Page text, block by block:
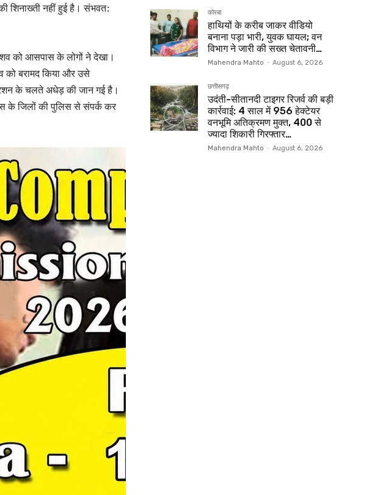
शिनाख्ती नहीं हुई है। संभवत:
को आसपास के लोगों ने देखा।
को बरामद किया और उसे
के चलते अधेड़ की जान गई है।
के जिलों की पुलिस से संपर्क कर
कोरबा
हाथियों के करीब जाकर वीडियो
बनाना पड़ा भारी, युवक घायल; वन
विभाग ने जारी की सख्त चेतावनी…
Mahendra Mahto - August 6, 2026
छत्तीसगढ़
उदंती-सीतानदी टाइगर रिजर्व की बड़ी
कार्रवाई: 4 साल में 956 हेक्टेयर
वनभूमि अतिक्रमण मुक्त, 400 से
ज्यादा शिकारी गिरफ्तार…
Mahendra Mahto - August 6, 2026